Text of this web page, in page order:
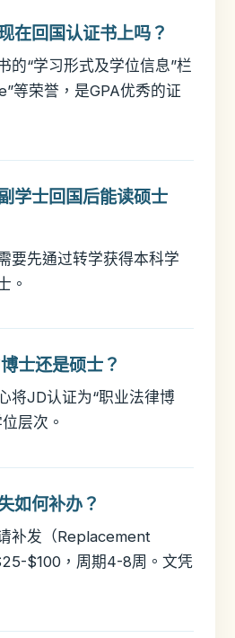
在回国认证书上吗？
的“学习形式及学位信息”栏
等荣誉，是GPA优秀的证
学士回国后能读硕士
要先通过转学获得本科学
。
士还是硕士？
将JD认证为“职业法律博
层次。
如何补办？
补发（Replacement
$100，周期4-8周。文凭